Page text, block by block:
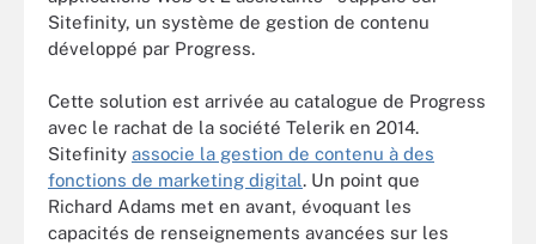
Sitefinity, un système de gestion de contenu
développé par Progress.
Cette solution est arrivée au catalogue de Progress
avec le rachat de la société Telerik en 2014.
Sitefinity associe la gestion de contenu à des
fonctions de marketing digital. Un point que
Richard Adams met en avant, évoquant les
capacités de renseignements avancées sur les